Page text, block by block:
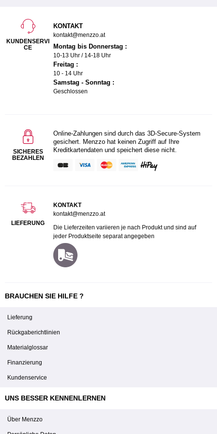
KUNDENSERVI
CE
KONTAKT
kontakt@menzzo.at
Montag bis Donnerstag :
10-13 Uhr / 14-18 Uhr
Freitag :
10 - 14 Uhr
Samstag - Sonntag :
Geschlossen
SICHERES
BEZAHLEN
Online-Zahlungen sind durch das 3D-Secure-System
gesichert. Menzzo hat keinen Zugriff auf Ihre
Kreditkartendaten und speichert diese nicht.
LIEFERUNG
KONTAKT
kontakt@menzzo.at
Die Lieferzeiten variieren je nach Produkt und sind auf
jeder Produktseite separat angegeben
BRAUCHEN SIE HILFE ?
Lieferung
Rückgaberichtlinien
Materialglossar
Finanzierung
Kundenservice
UNS BESSER KENNENLERNEN
Über Menzzo